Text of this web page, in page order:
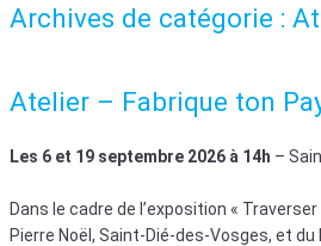
Archives de catégorie :
Atelier – Fabrique ton
Les 6 et 19 septembre 2026 à 14h –
Dans le cadre de l’exposition «
Pierre Noël, Saint-Dié-des-Vosges, et